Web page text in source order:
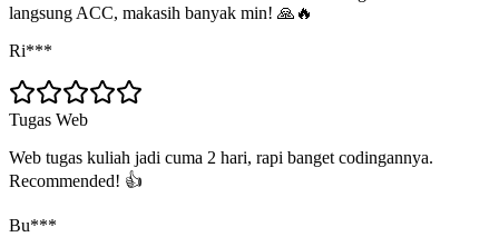
langsung ACC, makasih banyak min! 🙏🔥
Ri***
Tugas Web
Web tugas kuliah jadi cuma 2 hari, rapi banget codingannya.
Recommended! 👍
Bu***